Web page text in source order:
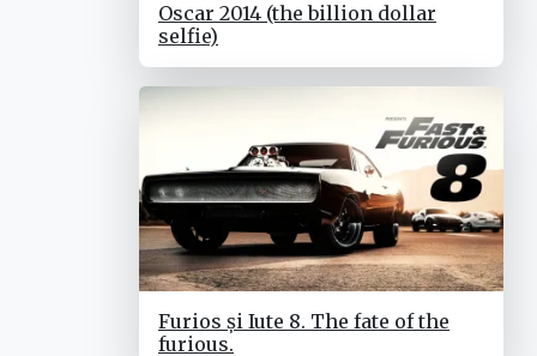
Oscar 2014 (the billion dollar
selfie)
Furios și Iute 8. The fate of the
furious.